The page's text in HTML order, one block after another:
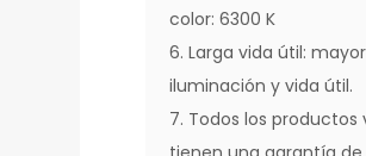
color: 6300 K
6. Larga vida útil:
iluminación y vida útil.
7. Todos los